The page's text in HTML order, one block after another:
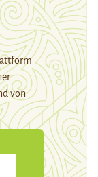
von